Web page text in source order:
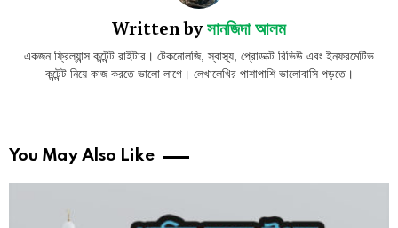
Written byসানজিদা আলম
একজন ফ্রিল্যান্স কন্টেন্ট রাইটার। টেকনোলজি, স্বাস্থ্য, প্রোডাক্ট রিভিউ এবং ইনফরমেটিভ
কন্টেন্ট নিয়ে কাজ করতে ভালো লাগে। লেখালেখির পাশাপাশি ভালোবাসি পড়তে।
You May Also Like